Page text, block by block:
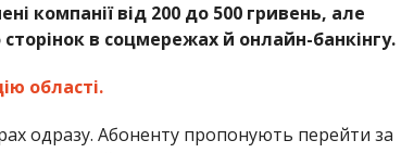
компанії від 200 до 500 гривень, але
в соцмережах й онлайн-банкінгу.
області.
одразу. Абоненту пропонують перейти за